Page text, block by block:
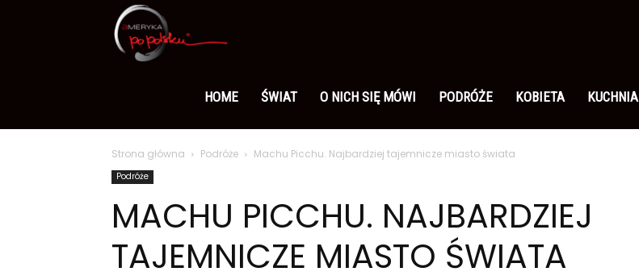
po
polsku
HOME ŚWIAT O NICH SIĘ MÓWI PODRÓŻE KOBIETA KUCHNIA
Strona główna Podróże Machu Picchu. Najbardziej tajemnicze miasto świata
Podróże
MACHU PICCHU. NAJBARDZIEJ
TAJEMNICZE MIASTO ŚWIATA